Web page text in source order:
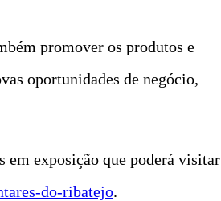
promover os produtos e
oportunidades de negócio,
em exposição que poderá visitar
do-ribatejo.